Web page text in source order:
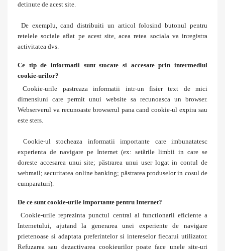
detinute de acest site.
De exemplu, cand distribuiti un articol folosind butonul pentru
retelele sociale aflat pe acest site, acea retea sociala va inregistra
activitatea dvs.
Ce tip de informatii sunt stocate si accesate prin intermediul
cookie-urilor?
Cookie-urile pastreaza informatii intr-un fisier text de mici
dimensiuni care permit unui website sa recunoasca un browser.
Webserverul va recunoaste browserul pana cand cookie-ul expira sau
este sters.
Cookie-ul stocheaza informatii importante care imbunatatesc
experienta de navigare pe Internet (ex: setările limbii in care se
doreste accesarea unui site; păstrarea unui user logat in contul de
webmail; securitatea online banking; păstrarea produselor in cosul de
cumparaturi).
De ce sunt cookie-urile importante pentru Internet?
Cookie-urile reprezinta punctul central al functionarii eficiente a
Internetului, ajutand la generarea unei experiente de navigare
prietenoase si adaptata preferintelor si intereselor fiecarui utilizator.
Refuzarea sau dezactivarea cookieurilor poate face unele site-uri